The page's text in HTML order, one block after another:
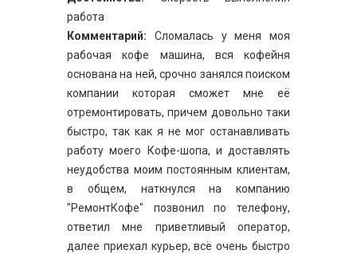
работа
Комментарий: Сломалась у меня моя
рабочая кофе машина, вся кофейня
основана на ней, срочно занялся поиском
компании которая сможет мне её
отремонтировать, причем довольно таки
быстро, так как я не мог останавливать
работу моего Кофе-шопа, и доставлять
неудобства моим постоянным клиентам,
в общем, наткнулся на компанию
"РемонтКофе" позвонил по телефону,
ответил мне приветливый оператор,
далее приехал курьер, всё очень быстро